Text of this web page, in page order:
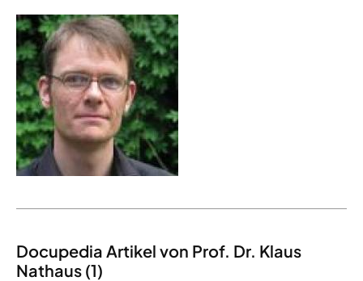
Docupedia Artikel von Prof. Dr. Klaus
Nathaus (1)